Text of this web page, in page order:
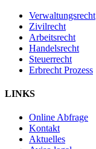
Verwaltungsrecht
Zivilrecht
Arbeitsrecht
Handelsrecht
Steuerrecht
Erbrecht Prozess
LINKS
Online Abfrage
Kontakt
Aktuelles
Vorhaben
Schreiben